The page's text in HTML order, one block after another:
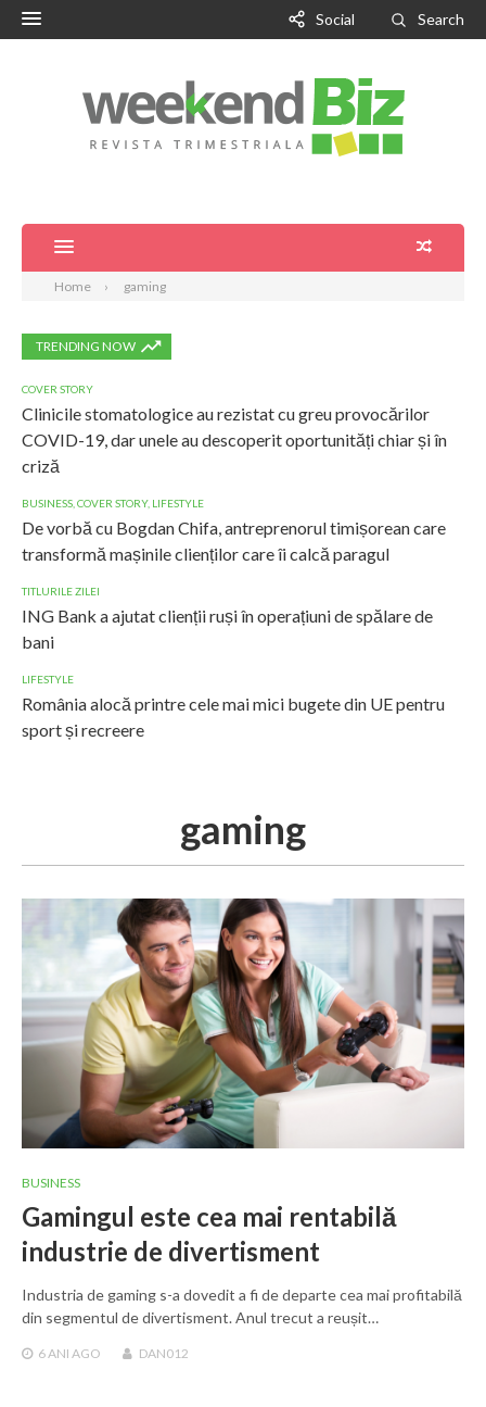
Social Search
Home gaming
TRENDING NOW
COVER STORY
Clinicile stomatologice au rezistat cu greu provocărilor
COVID-19, dar unele au descoperit oportunități chiar și în
criză
BUSINESS COVER STORY, LIFESTYLE
De vorbă cu Bogdan Chifa, antreprenorul timișorean care
transformă mașinile clienților care îi calcă paragul
TITLURILE ZILEI
ING Bank a ajutat clienții ruși în operațiuni de spălare de
bani
LIFESTYLE
România alocă printre cele mai mici bugete din UE pentru
sport și recreere
gaming
BUSINESS
Gamingul este cea mai rentabilă
industrie de divertisment
Industria de gaming s-a dovedit a fi de departe cea mai profitabilă
din segmentul de divertisment. Anul trecut a reușit…
6 ANI AGO DAN012